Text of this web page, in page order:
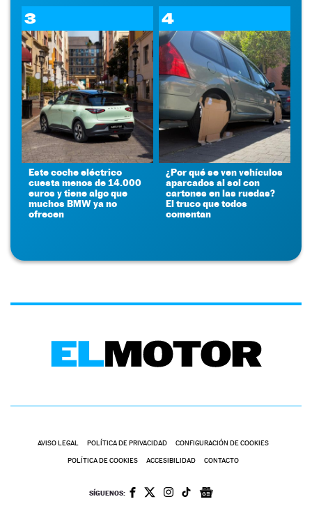
3
Este coche eléctrico
cuesta menos de 14.000
euros y tiene algo que
muchos BMW ya no
ofrecen
4
¿Por qué se ven vehículos
aparcados al sol con
cartones en las ruedas?
El truco que todos
comentan
AVISO LEGAL POLÍTICA DE PRIVACIDAD CONFIGURACIÓN DE COOKIES
POLÍTICA DE COOKIES ACCESIBILIDAD CONTACTO
SÍGUENOS: